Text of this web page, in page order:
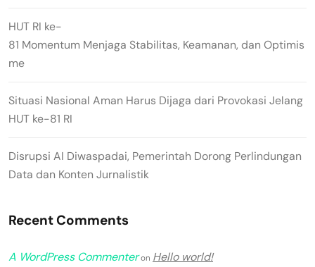
HUT RI ke-
81 Momentum Menjaga Stabilitas, Keamanan, dan Optimis
me
Situasi Nasional Aman Harus Dijaga dari Provokasi Jelang
HUT ke-81 RI
Disrupsi AI Diwaspadai, Pemerintah Dorong Perlindungan
Data dan Konten Jurnalistik
Recent Comments
A WordPress Commenteron Hello world!